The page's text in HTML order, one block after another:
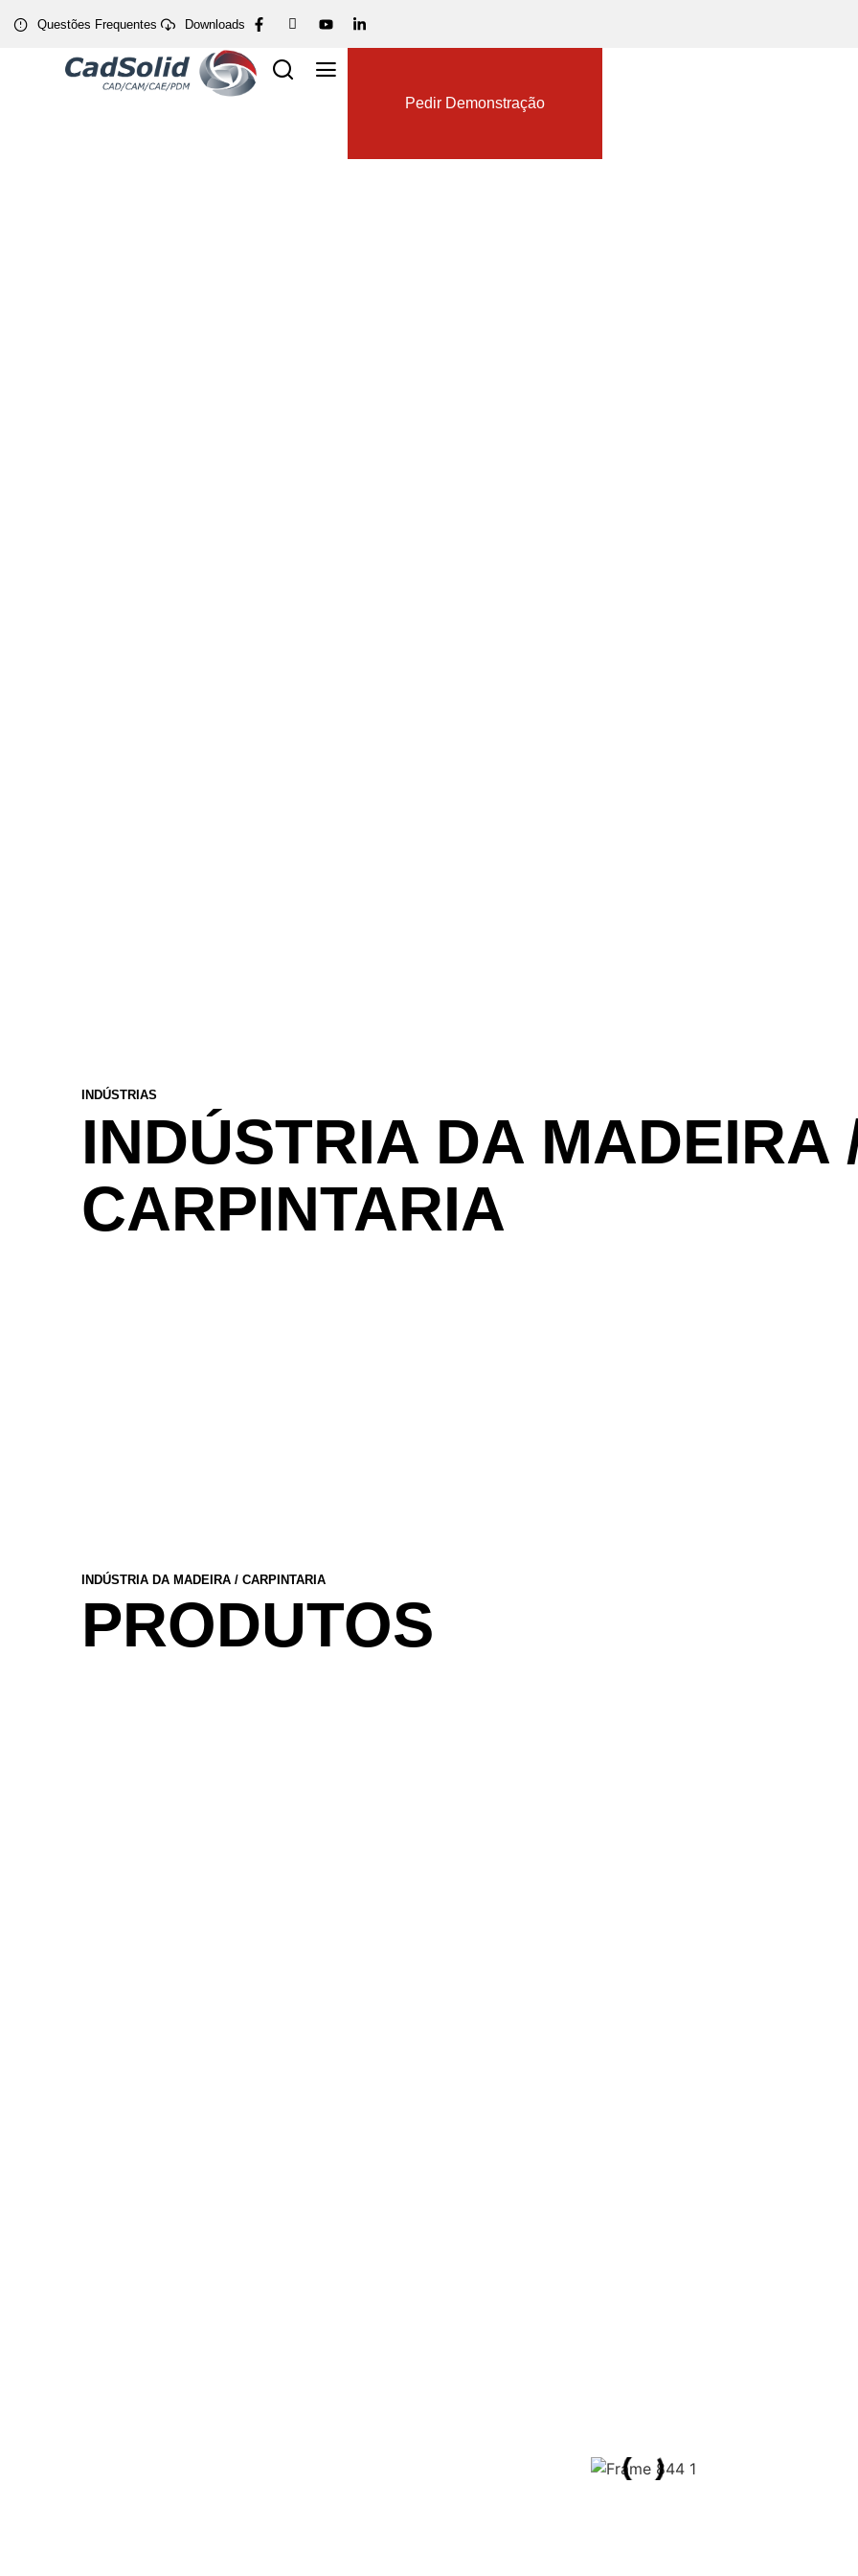
Questões Frequentes Downloads
Pedir Demonstração
INDÚSTRIAS
INDÚSTRIA DA MADEIRA
CARPINTARIA
INDÚSTRIA DA MADEIRA / CARPINTARIA
PRODUTOS